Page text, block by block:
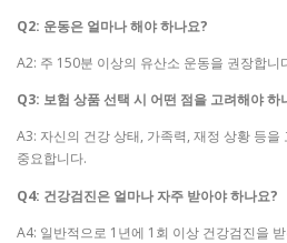
Q2: 운동은 얼마나 해야 하나요?
A2: 주 150분 이상의 유산소 운동을 권장합니
Q3: 보험 상품 선택 시 어떤 점을 고려해야 하
A3: 자신의 건강 상태, 가족력, 재정 상황 등
중요합니다.
Q4: 건강검진은 얼마나 자주 받아야 하나요?
A4: 일반적으로 1년에 1회 이상 건강검진을